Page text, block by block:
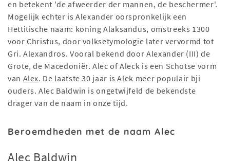
en betekent 'de afweerder der mannen, de beschermer'.
Mogelijk echter is Alexander oorspronkelijk een
Hettitische naam: koning Alaksandus, omstreeks 1300
voor Christus, door volksetymologie later vervormd tot
Gri. Alexandros. Vooral bekend door Alexander (III) de
Grote, de Macedoniër. Alec of Aleck is een Schotse vorm
van Alex. De laatste 30 jaar is Alek meer populair bji
ouders. Alec Baldwin is ongetwijfeld de bekendste
drager van de naam in onze tijd.
Beroemdheden met de naam Alec
Alec Baldwin